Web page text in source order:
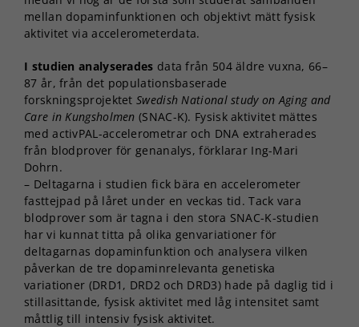
mellan dopaminfunktionen och objektivt mätt fysisk
aktivitet via accelerometerdata.
I studien analyserades data från 504 äldre vuxna, 66–
87 år, från det populationsbaserade
forskningsprojektetSwedish National study on Aging and
Care in Kungsholmen (SNAC-K). Fysisk aktivitet mättes
med activPAL-accelerometrar och DNA extraherades
från blodprover för genanalys, förklarar Ing-Mari
Dohrn.
– Deltagarna i studien fick bära en accelerometer
fasttejpad på låret under en veckas tid. Tack vara
blodprover som är tagna i den stora SNAC-K-studien
har vi kunnat titta på olika genvariationer för
deltagarnas dopaminfunktion och analysera vilken
påverkan de tre dopaminrelevanta genetiska
variationer (DRD1, DRD2 och DRD3) hade på daglig tid i
stillasittande, fysisk aktivitet med låg intensitet samt
måttlig till intensiv fysisk aktivitet.